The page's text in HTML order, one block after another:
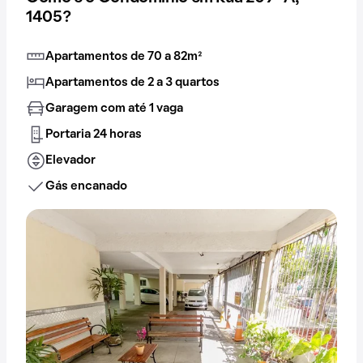
1405?
Apartamentos de 70 a 82m²
Apartamentos de 2 a 3 quartos
Garagem com até 1 vaga
Portaria 24 horas
Elevador
Gás encanado